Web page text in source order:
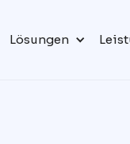
Lösungen